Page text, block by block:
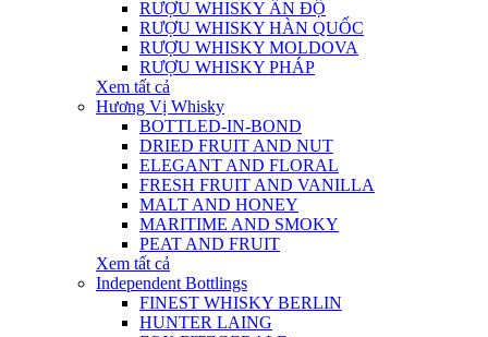
RƯỢU WHISKY ẤN ĐỘ
RƯỢU WHISKY HÀN QUỐC
RƯỢU WHISKY MOLDOVA
RƯỢU WHISKY PHÁP
Xem tất cả
Hương Vị Whisky
BOTTLED-IN-BOND
DRIED FRUIT AND NUT
ELEGANT AND FLORAL
FRESH FRUIT AND VANILLA
MALT AND HONEY
MARITIME AND SMOKY
PEAT AND FRUIT
Xem tất cả
Independent Bottlings
FINEST WHISKY BERLIN
HUNTER LAING